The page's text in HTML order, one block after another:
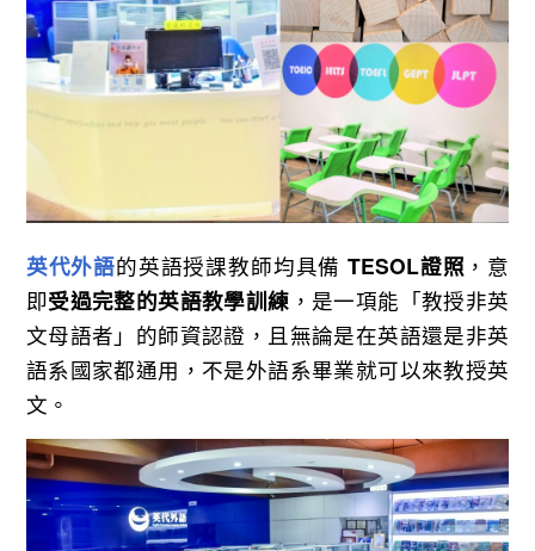
英代外語的英語授課教師均具備 TESOL證照 ，意
即受過完整的英語教學訓練 ，是一項能 「教授非英
文母語者」的師資認證，且無論是在英語還是非英
語系國家都通用，不是外語系畢業就可以來教授英
文。